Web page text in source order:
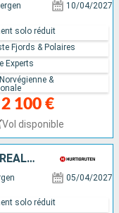
10/04/2027
2 100 €
Vol disponible
solo réduit
Fjords & Polaires
Experts
&
À LA RECHERCHE DES AURORES BORÉALES
05/04/2027
solo réduit